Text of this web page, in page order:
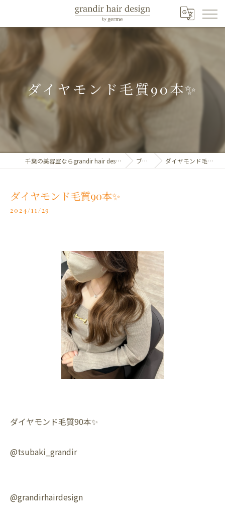
ダイヤモンド毛質90本✨️
千葉の美容室ならgrandir hair design by germe ブログ ダイヤモンド毛質90本✨️
ダイヤモンド毛質90本✨️
2024/11/29
ダイヤモンド毛質90本✨️
@tsubaki_grandir
@grandirhairdesign⁡